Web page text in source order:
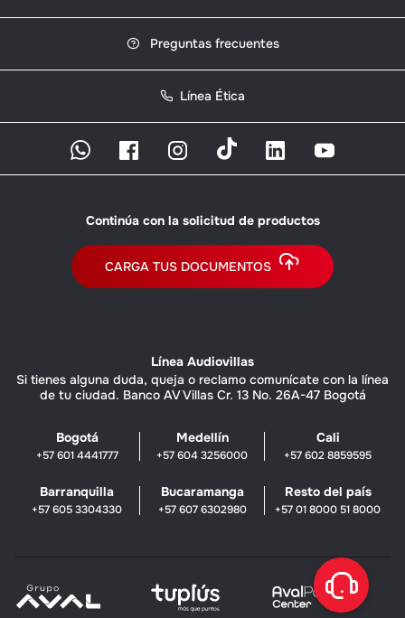
Preguntas frecuentes
Línea Ética
Continúa con la solicitud de productos
CARGA TUS DOCUMENTOS
Línea Audiovillas
Si tienes alguna duda, queja o reclamo comunícate con la línea
de tu ciudad. Banco AV Villas Cr. 13 No. 26A-47 Bogotá
Bogotá
+57 601 4441777
Medellín
+57 604 3256000
Cali
+57 602 8859595
Barranquilla
+57 605 3304330
Bucaramanga
+57 607 6302980
Resto del país
+57 01 8000 51 8000